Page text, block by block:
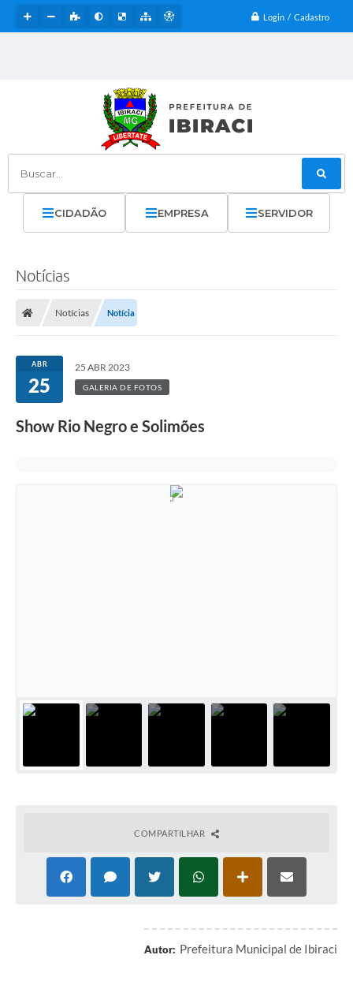
Login / Cadastro
Buscar...
CIDADÃO EMPRESA SERVIDOR
Notícias
Notícias Notícia
ABR
25
25 ABR 2023
GALERIA DE FOTOS
Show Rio Negro e Solimões
COMPARTILHAR
Autor: Prefeitura Municipal de Ibiraci